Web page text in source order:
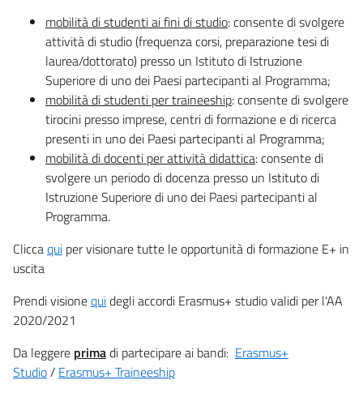
mobilità di studenti ai fini di studio: consente di svolgere
attività di studio (frequenza corsi, preparazione tesi di
laurea/dottorato) presso un Istituto di Istruzione
Superiore di uno dei Paesi partecipanti al Programma;
mobilità di studenti per traineeship: consente di svolgere
tirocini presso imprese, centri di formazione e di ricerca
presenti in uno dei Paesi partecipanti al Programma;
mobilità di docenti per attività didattica: consente di
svolgere un periodo di docenza presso un Istituto di
Istruzione Superiore di uno dei Paesi partecipanti al
Programma.
Cliccaqui per visionare tutte le opportunità di formazione E+ in
uscita
Prendi visionequidegli accordi Erasmus+ studio validi per l'AA
2020/2021
Da leggere primadi partecipare ai bandi: Erasmus+
Studio/ Erasmus+ Traineeship